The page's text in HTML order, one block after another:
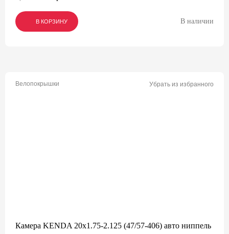
В КОРЗИНУ
В КОРЗИНУ
В КОРЗИНУ В наличии
Велопокрышки Убрать из избранного
Камера KENDA 20x1.75-2.125 (47/57-406) авто ниппель